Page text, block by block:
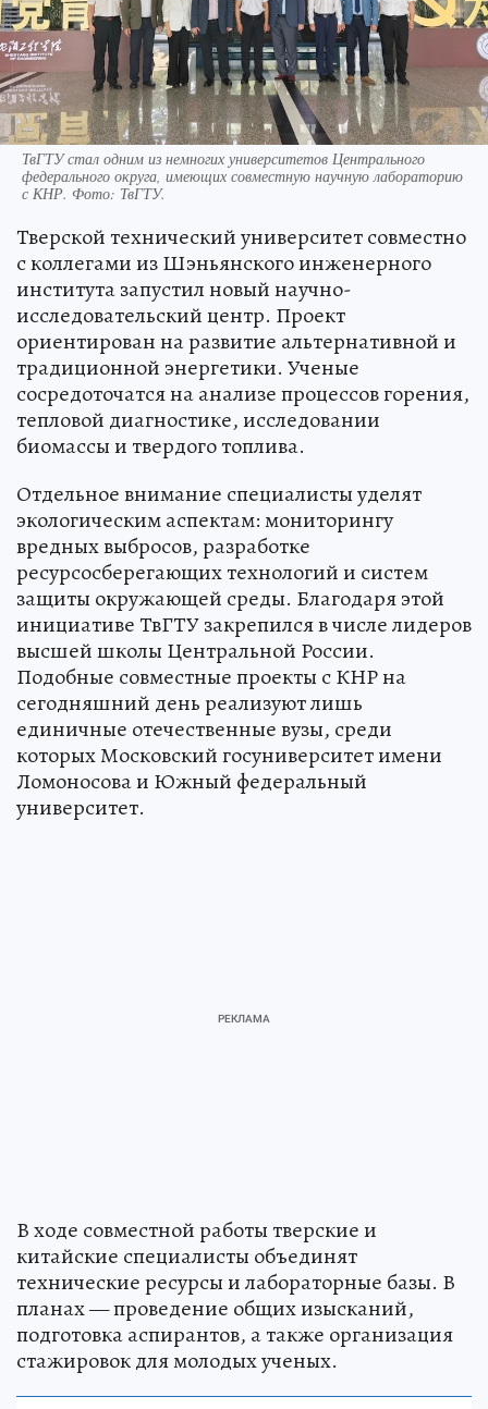
ТвГТУ стал одним из немногих университетов Центрального
федерального округа, имеющих совместную научную лабораторию
с КНР. Фото: ТвГТУ.
Тверской технический университет совместно
с коллегами из Шэньянского инженерного
института запустил новый научно-
исследовательский центр. Проект
ориентирован на развитие альтернативной и
традиционной энергетики. Ученые
сосредоточатся на анализе процессов горения,
тепловой диагностике, исследовании
биомассы и твердого топлива.
Отдельное внимание специалисты уделят
экологическим аспектам: мониторингу
вредных выбросов, разработке
ресурсосберегающих технологий и систем
защиты окружающей среды. Благодаря этой
инициативе ТвГТУ закрепился в числе лидеров
высшей школы Центральной России.
Подобные совместные проекты с КНР на
сегодняшний день реализуют лишь
единичные отечественные вузы, среди
которых Московский госуниверситет имени
Ломоносова и Южный федеральный
университет.
В ходе совместной работы тверские и
китайские специалисты объединят
технические ресурсы и лабораторные базы. В
планах — проведение общих изысканий,
подготовка аспирантов, а также организация
стажировок для молодых ученых.